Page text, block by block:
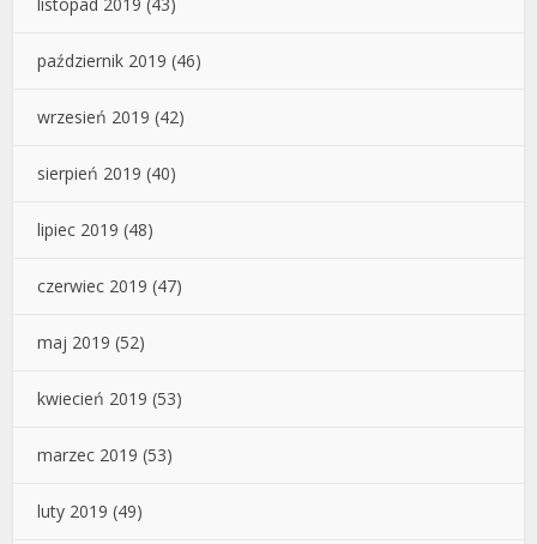
listopad 2019 (43)
październik 2019 (46)
wrzesień 2019 (42)
sierpień 2019 (40)
lipiec 2019 (48)
czerwiec 2019 (47)
maj 2019 (52)
kwiecień 2019 (53)
marzec 2019 (53)
luty 2019 (49)